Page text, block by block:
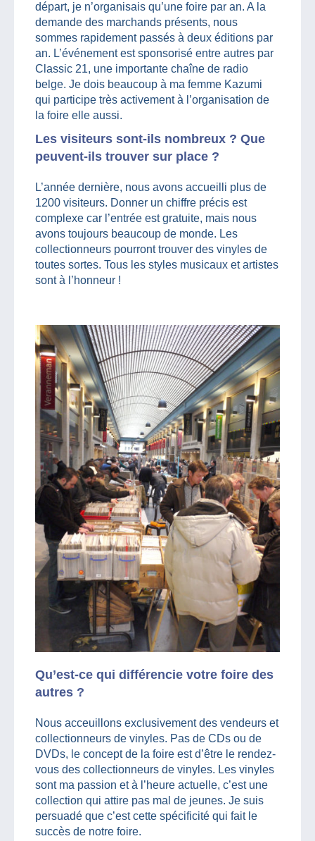
départ, je n’organisais qu’une foire par an. A la
demande des marchands présents, nous
sommes rapidement passés à deux éditions par
an. L’événement est sponsorisé entre autres par
Classic 21, une importante chaîne de radio
belge. Je dois beaucoup à ma femme Kazumi
qui participe très activement à l’organisation de
la foire elle aussi.
Les visiteurs sont-ils nombreux ? Que
peuvent-ils trouver sur place ?
L’année dernière, nous avons accueilli plus de
1200 visiteurs. Donner un chiffre précis est
complexe car l’entrée est gratuite, mais nous
avons toujours beaucoup de monde. Les
collectionneurs pourront trouver des vinyles de
toutes sortes. Tous les styles musicaux et artistes
sont à l’honneur !
Qu’est-ce qui différencie votre foire des
autres ?
Nous acceuillons exclusivement des vendeurs et
collectionneurs de vinyles. Pas de CDs ou de
DVDs, le concept de la foire est d’être le rendez-
vous des collectionneurs de vinyles. Les vinyles
sont ma passion et à l’heure actuelle, c’est une
collection qui attire pas mal de jeunes. Je suis
persuadé que c’est cette spécificité qui fait le
succès de notre foire.